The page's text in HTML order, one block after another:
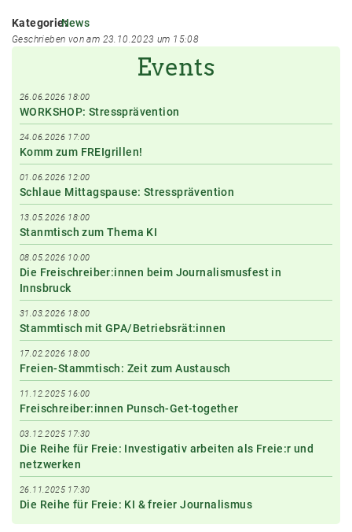
Kategorie:News
Geschrieben von am 23.10.2023 um 15:08
Events
26.06.2026 18:00
WORKSHOP: Stressprävention
24.06.2026 17:00
Komm zum FREIgrillen!
01.06.2026 12:00
Schlaue Mittagspause: Stressprävention
13.05.2026 18:00
Stanmtisch zum Thema KI
08.05.2026 10:00
Die Freischreiber:innen beim Journalismusfest in
Innsbruck
31.03.2026 18:00
Stammtisch mit GPA/Betriebsrät:innen
17.02.2026 18:00
Freien-Stammtisch: Zeit zum Austausch
11.12.2025 16:00
Freischreiber:innen Punsch-Get-together
03.12.2025 17:30
Die Reihe für Freie: Investigativ arbeiten als Freie:r und
netzwerken
26.11.2025 17:30
Die Reihe für Freie: KI & freier Journalismus